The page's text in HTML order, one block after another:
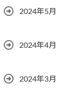
2024年5月
2024年4月
2024年3月